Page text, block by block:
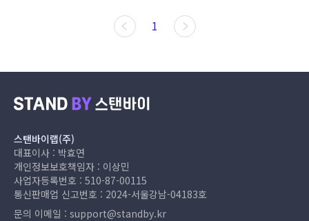
1
스탠바이랩(주)
대표이사 : 박효연
개인정보보호책임자 : 이상민
사업자등록번호 : 510-87-00115
통신판매업 신고번호 : 2024-서울강남-04183호
문의 이메일 : support@standby.kr